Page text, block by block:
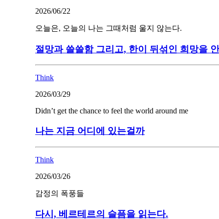
2026/06/22
오늘은, 오늘의 나는 그때처럼 울지 않는다.
절망과 쓸쓸함 그리고, 한이 뒤섞인 희망을
Think
2026/03/29
Didn’t get the chance to feel the world around me
나는 지금 어디에 있는걸까
Think
2026/03/26
감정의 폭풍들
다시, 베르테르의 슬픔을 읽는다.